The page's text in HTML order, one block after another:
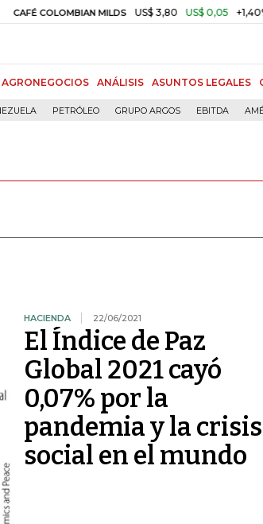
MILDS US$ 3,80 US$ 0,05 +1,40%
AGRONEGOCIOS ANÁLISIS ASUNTOS LEGALES
PETRÓLEO GRUPO ARGOS EBITDA
HACIENDA 22/06/2021
El Índice de Paz
Global 2021 cayó
0,07% por la
pandemia y la crisis
social en el mundo